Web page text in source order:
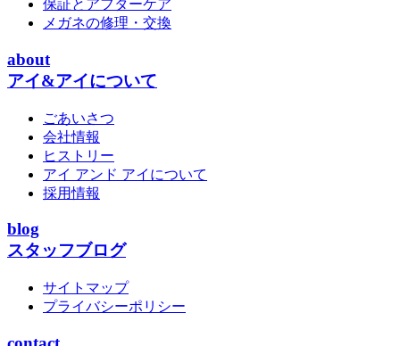
保証とアフターケア
メガネの修理・交換
about
アイ&アイについて
ごあいさつ
会社情報
ヒストリー
アイ アンド アイについて
採用情報
blog
スタッフブログ
サイトマップ
プライバシーポリシー